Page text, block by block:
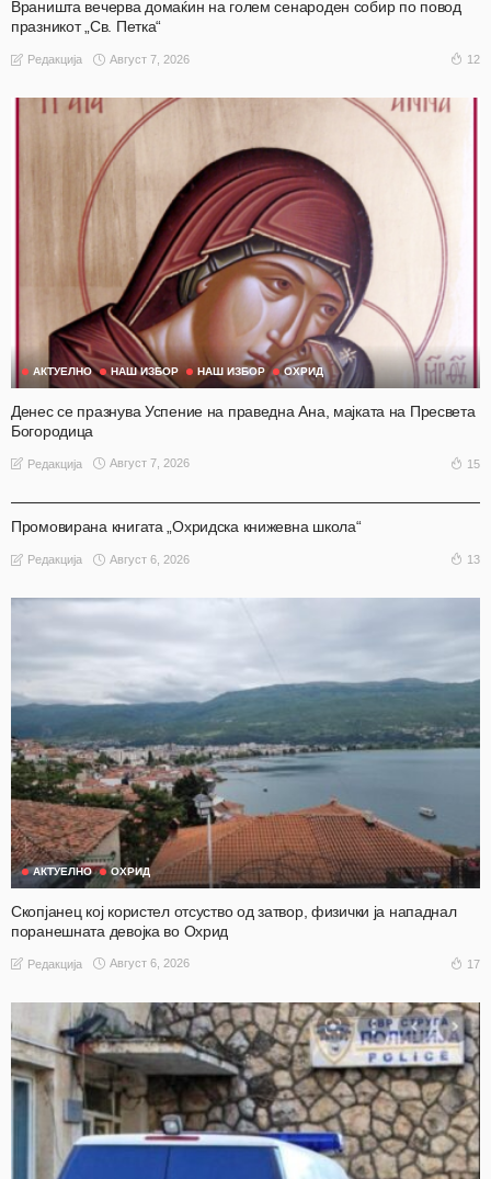
Враништа вечерва домаќин на голем сенароден собир по повод
празникот „Св. Петка“
Редакција Август 7, 2026 12
АКТУЕЛНО НАШ ИЗБОР НАШ ИЗБОР ОХРИД
Денес се празнува Успение на праведна Ана, мајката на Пресвета
Богородица
Редакција Август 7, 2026 15
Промовирана книгата „Охридска книжевна школа“
Редакција Август 6, 2026 13
АКТУЕЛНО ОХРИД
Скопјанец кој користел отсуство од затвор, физички ја нападнал
поранешната девојка во Охрид
Редакција Август 6, 2026 17